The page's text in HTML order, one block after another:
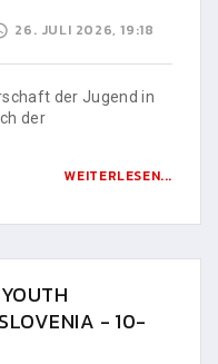
26. JULI 2026, 19:18
der Jugend in
der
WEITERLESEN...
- 10-